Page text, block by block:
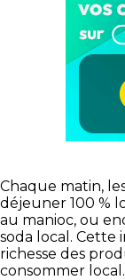
Chaque matin,
déjeuner 100 %
au manioc, ou
soda local. Cette
richesse des
consommer local.